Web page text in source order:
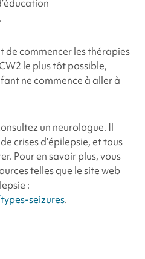
de commencer les thérapies
le plus tôt possible,
ne commence à aller à
un neurologue. Il
crises d’épilepsie, et tous
Pour en savoir plus, vous
telles que le site web
:
seizures.